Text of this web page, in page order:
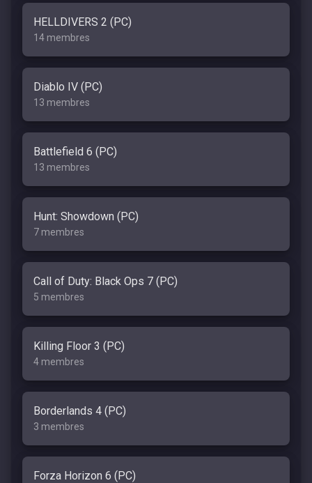
HELLDIVERS 2 (PC)
14 membres
Diablo IV (PC)
13 membres
Battlefield 6 (PC)
13 membres
Hunt: Showdown (PC)
7 membres
Call of Duty: Black Ops 7 (PC)
5 membres
Killing Floor 3 (PC)
4 membres
Borderlands 4 (PC)
3 membres
Forza Horizon 6 (PC)